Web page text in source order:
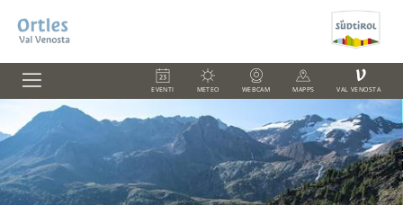
EVENTI METEO WEBCAM MAPPS
V
VAL VENOSTA